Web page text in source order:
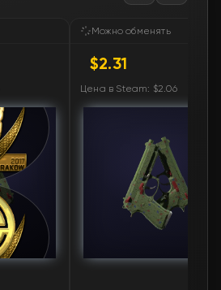
$2.40
$2.55🛒
$2.64🛒
$2.67🛒
$2.67🛒
$2.80🛒
Можно обменять
$2.31
Цена в Steam: $2.06